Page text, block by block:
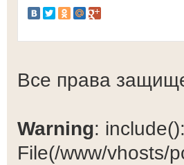
Все права
Warning:
File(/www/vhosts/